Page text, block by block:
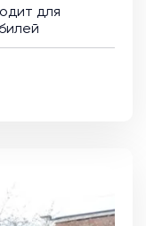
для